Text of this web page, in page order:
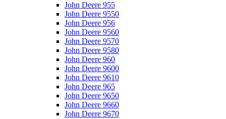
John Deere 955
John Deere 9550
John Deere 956
John Deere 9560
John Deere 9570
John Deere 9580
John Deere 960
John Deere 9600
John Deere 9610
John Deere 965
John Deere 9650
John Deere 9660
John Deere 9670